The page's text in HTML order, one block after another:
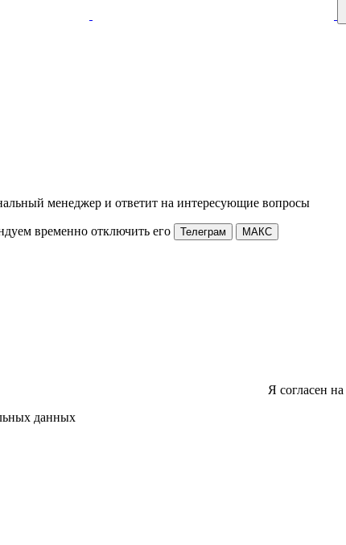
менеджер и ответит на интересующие вопросы
временно отключить его Телеграм МАКС
Я согласен на
данных